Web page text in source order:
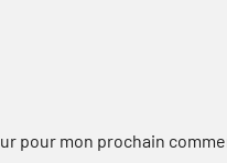
pour mon prochain